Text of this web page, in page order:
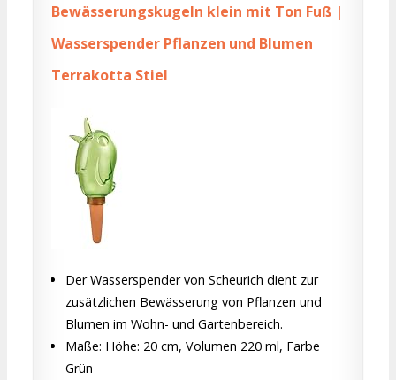
Bewässerungskugeln klein mit Ton Fuß |
Wasserspender Pflanzen und Blumen
Terrakotta Stiel
Der Wasserspender von Scheurich dient zur
zusätzlichen Bewässerung von Pflanzen und
Blumen im Wohn- und Gartenbereich.
Maße: Höhe: 20 cm, Volumen 220 ml, Farbe
Grün